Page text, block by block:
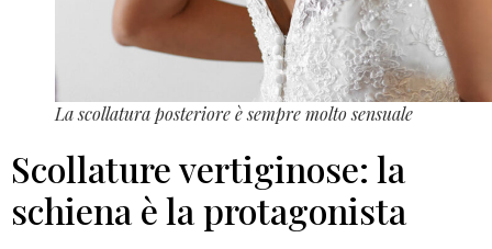
La scollatura posteriore è sempre molto sensuale
Scollature vertiginose: la
schiena è la protagonista